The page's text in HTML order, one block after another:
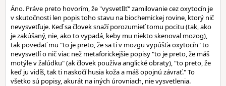
Áno. Práve preto hovorím, že "vysvetlIť" zamilovanie cez oxytocín je
v skutočnosti len popis toho stavu na biochemickej rovine, ktorý nič
nevysvetľuje. Keď sa človek snaží porozumieť tomu pocitu (tak, ako
je zakúšaný, nie, ako to vypadá, keby mu niekto skenoval mozog),
tak povedať mu "to je preto, že sa ti v mozgu vypúšťa oxytocín" to
nevysvetlí o nič viac než metaforickejšie popisy "to je preto, že máš
motýle v žalúdku" (ak človek používa anglické obraty), "to preto, že
keď ju vidíš, tak ti naskočí husia koža a máš opojnú závrať." To
všetko sú popisy, akurát na iných úrovniach, nie vysvetlenia.